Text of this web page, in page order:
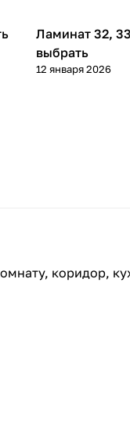
Напольные
Ламинат 32,
выбрать
12 января 2026
коридор,